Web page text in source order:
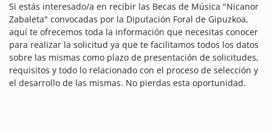
Si estás interesado/a en recibir las Becas de Música "Nicanor
Zabaleta" convocadas por la Diputación Foral de Gipuzkoa,
aquí te ofrecemos toda la información que necesitas conocer
para realizar la solicitud ya que te facilitamos todos los datos
sobre las mismas como plazo de presentación de solicitudes,
requisitos y todo lo relacionado con el proceso de selección y
el desarrollo de las mismas. No pierdas esta oportunidad.